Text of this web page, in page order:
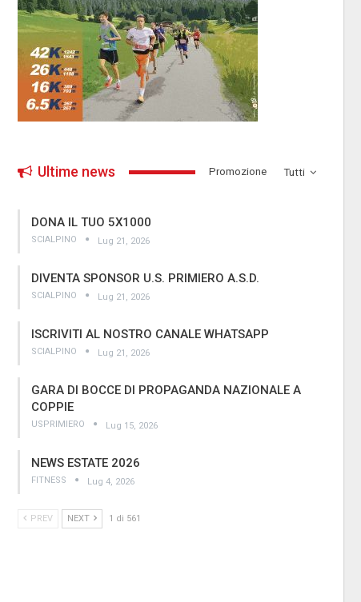
Tutti
Ultime news ­Promozione
DONA IL TUO 5X1000
SCIALPINO Lug 21, 2026
DIVENTA SPONSOR U.S. PRIMIERO A.S.D.
SCIALPINO Lug 21, 2026
ISCRIVITI AL NOSTRO CANALE WHATSAPP
SCIALPINO Lug 21, 2026
GARA DI BOCCE DI PROPAGANDA NAZIONALE A
COPPIE
USPRIMIERO Lug 15, 2026
NEWS ESTATE 2026
FITNESS Lug 4, 2026
PREV NEXT 1 di 561